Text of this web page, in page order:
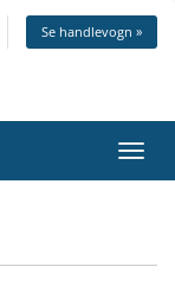
Se handlevogn »
Bytt